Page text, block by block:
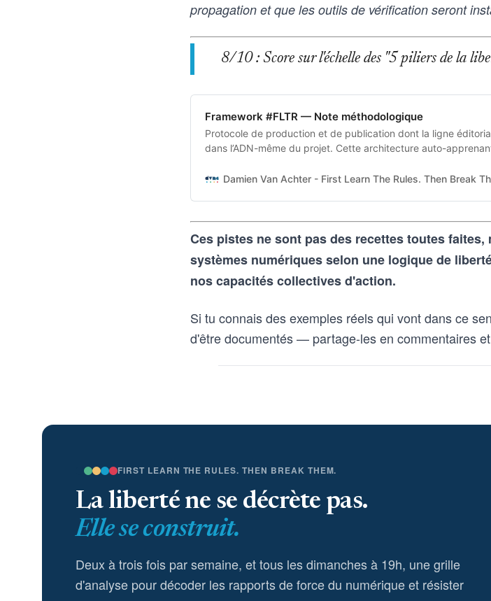
propagation et que les outils de vérification seront
8/10 : Score sur l'échelle des "5 piliers de la
Framework #FLTR — Note méthodologique
Protocole de production et de publication dont la ligne
dans l’ADN-même du projet. Cette architecture auto-
aux outils d’intelligence artificielle qu’aux humains qui les
Damien Van Achter - First Learn The Rules. Then Break
Ces pistes ne sont pas des recettes toutes
systèmes numériques selon une logique de
nos capacités collectives d'action.
Si tu connais des exemples réels qui vont dans ce
d'être documentés — partage-les en commentaires
FIRST LEARN THE RULES. THEN BREAK THEM.
La liberté ne se décrète pas.
Elle se construit.
Deux à trois fois par semaine, et tous les dimanches à 19h, une grille
d'analyse pour décoder les rapports de force du numérique et résister